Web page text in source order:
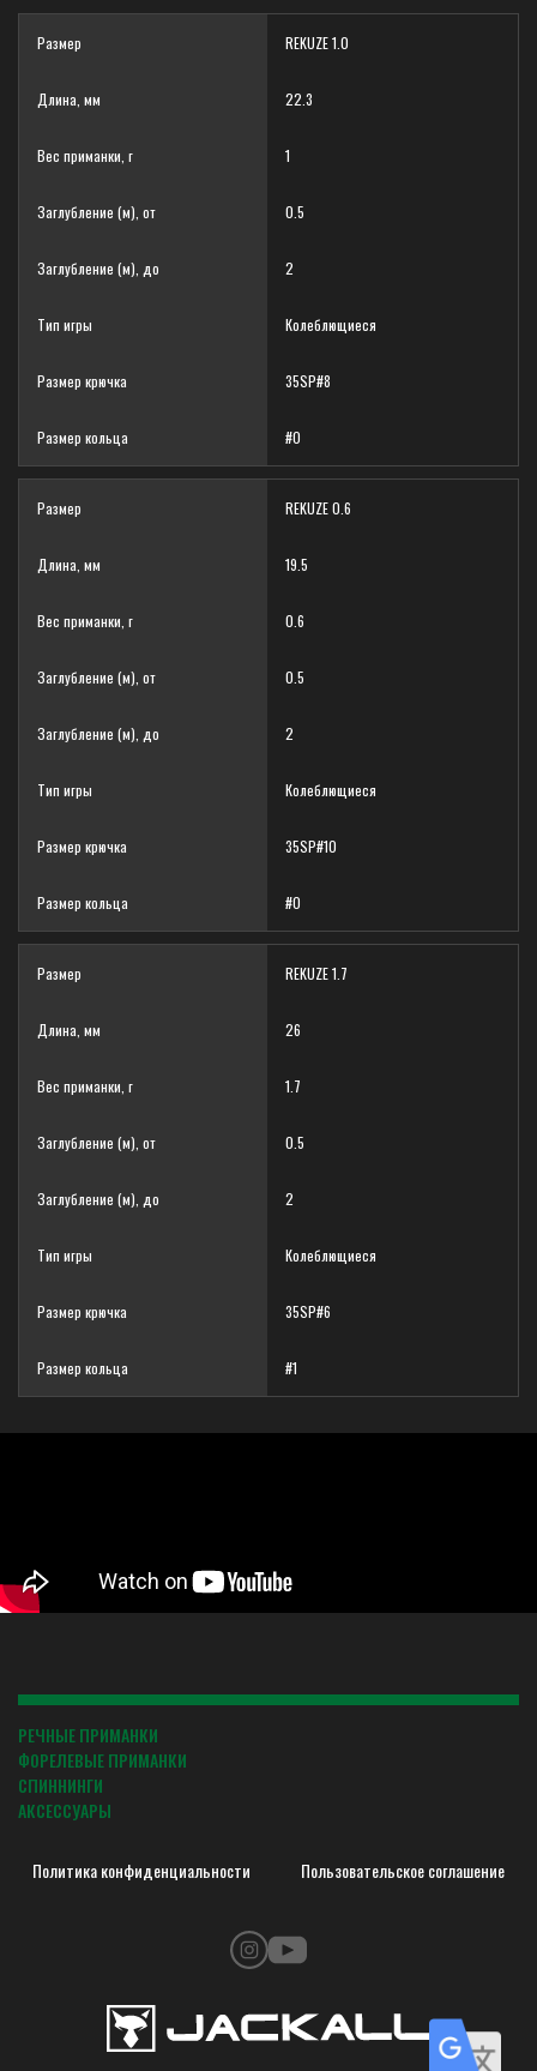
Размер REKUZE 1.0
Длина, мм 22.3
Вес приманки, г 1
Заглубление (м), от 0.5
Заглубление (м), до 2
Тип игры Колеблющиеся
Размер крючка 35SP#8
Размер кольца #0
Размер REKUZE 0.6
Длина, мм 19.5
Вес приманки, г 0.6
Заглубление (м), от 0.5
Заглубление (м), до 2
Тип игры Колеблющиеся
Размер крючка 35SP#10
Размер кольца #0
Размер REKUZE 1.7
Длина, мм 26
Вес приманки, г 1.7
Заглубление (м), от 0.5
Заглубление (м), до 2
Тип игры Колеблющиеся
Размер крючка 35SP#6
Размер кольца #1
РЕЧНЫЕ ПРИМАНКИ
ФОРЕЛЕВЫЕ ПРИМАНКИ
СПИННИНГИ
АКСЕССУАРЫ
Политика конфиденциальности Пользовательское соглашение